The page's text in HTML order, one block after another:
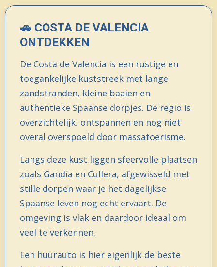
🚗 COSTA DE VALENCIA
ONTDEKKEN
De Costa de Valencia is een rustige en
toegankelijke kuststreek met lange
zandstranden, kleine baaien en
authentieke Spaanse dorpjes. De regio is
overzichtelijk, ontspannen en nog niet
overal overspoeld door massatoerisme.
Langs deze kust liggen sfeervolle plaatsen
zoals Gandía en Cullera, afgewisseld met
stille dorpen waar je het dagelijkse
Spaanse leven nog echt ervaart. De
omgeving is vlak en daardoor ideaal om
veel te verkennen.
Een huurauto is hier eigenlijk de beste